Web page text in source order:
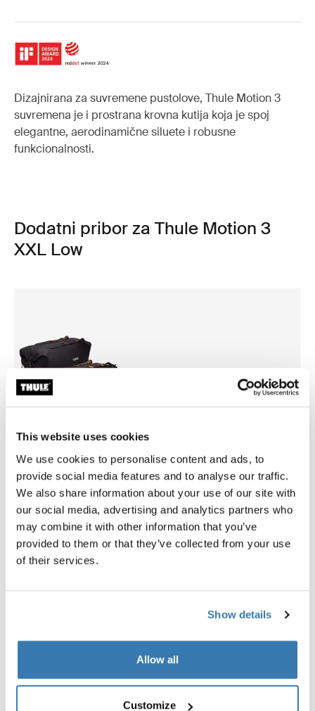
This website uses cookies
We use cookies to personalise content and ads, to
provide social media features and to analyse our traffic.
We also share information about your use of our site with
our social media, advertising and analytics partners who
may combine it with other information that you’ve
provided to them or that they’ve collected from your use
of their services.
Show details
Allow all
Customize
Dizajnirana za suvremene pustolove, Thule Motion 3
suvremena je i prostrana krovna kutija koja je spoj
elegantne, aerodinamične siluete i robusne
funkcionalnosti.
Dodatni pribor za Thule Motion 3
XXL Low
Thule GoPack duffel set
putne torbe za nosače tereta komplet
od četiri ruksaka
Thule Motion 3 box liner
obloga krovne kutije
Toggle overview
Opis proizvoda
Toggle features
Sve značajke